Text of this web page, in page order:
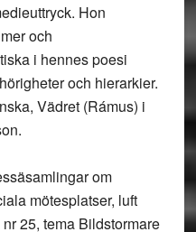
Hon
och
i hennes poesi
och hierarkier.
Vädret (Rámus) i
om
mötesplatser, luft
25, tema Bildstormare